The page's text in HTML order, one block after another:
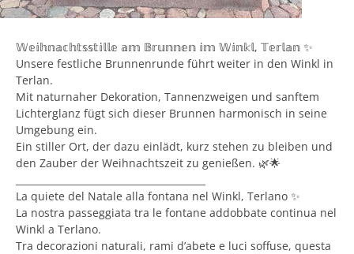
𝕎𝕖𝕚𝕙𝕟𝕒𝕔𝕙𝕥𝕤𝕤𝕥𝕚𝕝𝕝𝕖 𝕒𝕞 𝔹𝕣𝕦𝕟𝕟𝕖𝕟 𝕚𝕞 𝕎𝕚𝕟𝕜𝕝, 𝕋𝕖𝕣𝕝𝕒𝕟 ✨
Unsere festliche Brunnenrunde führt weiter in den Winkl in
Terlan.
Mit naturnaher Dekoration, Tannenzweigen und sanftem
Lichterglanz fügt sich dieser Brunnen harmonisch in seine
Umgebung ein.
Ein stiller Ort, der dazu einlädt, kurz stehen zu bleiben und
den Zauber der Weihnachtszeit zu genießen. 🌿🌟
La quiete del Natale alla fontana nel Winkl, Terlano ✨
La nostra passeggiata tra le fontane addobbate continua nel
Winkl a Terlano.
Tra decorazioni naturali, rami d’abete e luci soffuse, questa